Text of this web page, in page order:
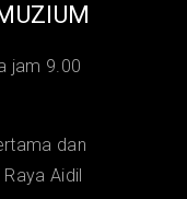
jam 9.00
dan
Aidil